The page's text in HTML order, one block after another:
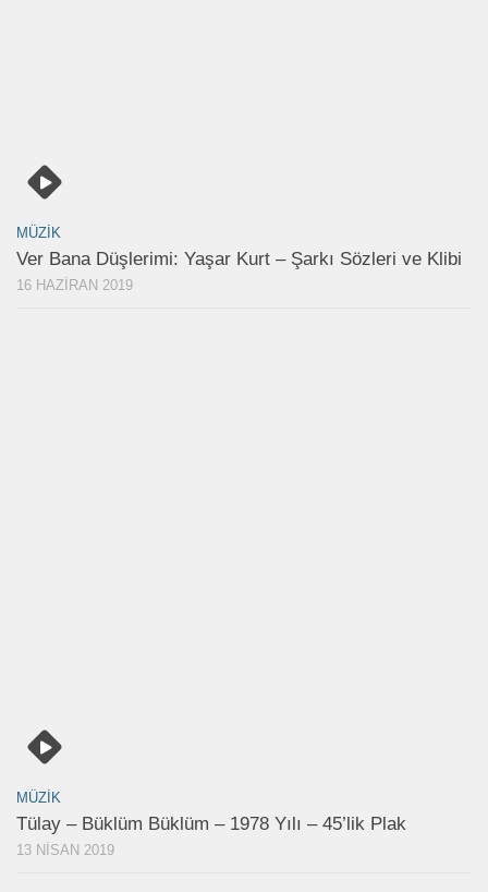
MÜZIK
Ver Bana Düşlerimi: Yaşar Kurt – Şarkı Sözleri ve Klibi
16 HAZIRAN 2019
MÜZIK
Tülay – Büklüm Büklüm – 1978 Yılı – 45’lik Plak
13 NISAN 2019